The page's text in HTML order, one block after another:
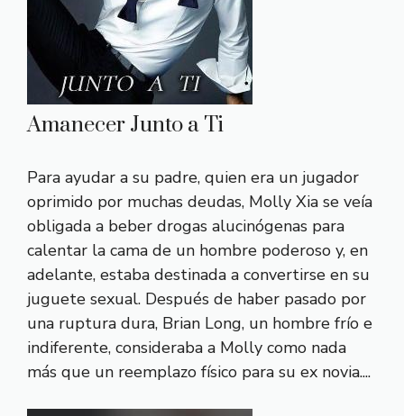
Amanecer Junto a Ti
Para ayudar a su padre, quien era un jugador
oprimido por muchas deudas, Molly Xia se veía
obligada a beber drogas alucinógenas para
calentar la cama de un hombre poderoso y, en
adelante, estaba destinada a convertirse en su
juguete sexual. Después de haber pasado por
una ruptura dura, Brian Long, un hombre frío e
indiferente, consideraba a Molly como nada
más que un reemplazo físico para su ex novia....